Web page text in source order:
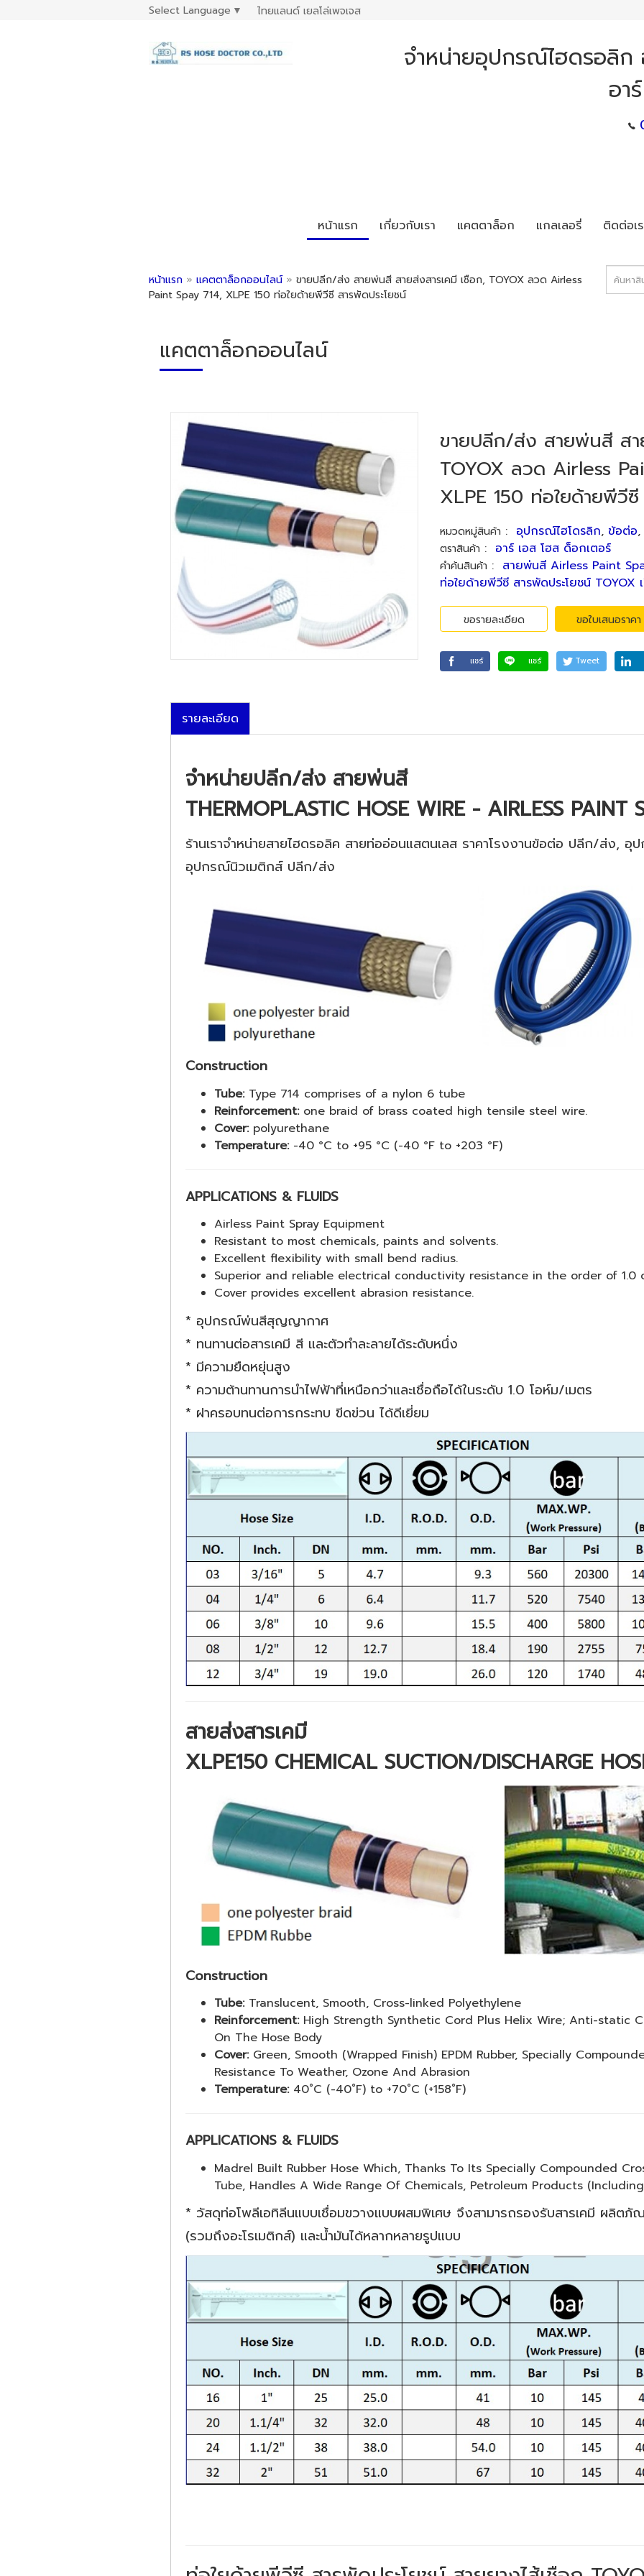
Select Language ▼ ไทยแลนด์ เยลโล่เพจเจส
จำหน่ายอุปกรณ์ไฮดรอลิ
อา
หน้าแรก เกี่ยวกับเรา แคตตาล็อก แกลเลอรี่ ติดต่อเ
หน้าแรก » แคตตาล็อกออนไลน์ » ขายปลีก/ส่ง สายพ่นสี สายส่งสารเคมี เชือก, TOYOX ลวด Airless
Paint Spay 714, XLPE 150 ท่อใยด้ายพีวีซี สารพัดประโยชน์
แคตตาล็อกออนไลน์
ขายปลีก/ส่ง สายพ่นสี สา
TOYOX ลวด Airless
XLPE 150 ท่อใยด้ายพีวี
หมวดหมู่สินค้า : อุปกรณ์ไฮโดรลิก, ข้อต่อ,
ตราสินค้า : อาร์ เอส โฮส ด็อกเตอร์
คำค้นสินค้า : สายพ่นสี Airless Paint
ท่อใยด้ายพีวีซี สารพัดประโยชน์ TOYOX
ขอรายละเอียด ขอใบเสนอราคา
แชร์ แชร์ Tweet
รายละเอียด
จำหน่ายปลีก/ส่ง สายพ่นสี
THERMOPLASTIC HOSE WIRE - AIRLESS PAINT
ร้านเราจำหน่ายสายไฮดรอลิค สายท่ออ่อนแสตนเลส ราคาโรงงานข้อต่อ ปลีก/ส่ง,
อุปกรณ์นิวเมติกส์ ปลีก/ส่ง
Construction
Tube:Type 714 comprises of a nylon 6 tube
Reinforcement:one braid of brass coated high tensile steel wire.
Cover:polyurethane
Temperature:-40 °C to +95 °C (-40 °F to +203 °F)
APPLICATIONS & FLUIDS
Airless Paint Spray Equipment
Resistant to most chemicals, paints and solvents.
Excellent flexibility with small bend radius.
Superior and reliable electrical conductivity resistance in the order of 1.0
Cover provides excellent abrasion resistance.
* อุปกรณ์พ่นสีสุญญากาศ
* ทนทานต่อสารเคมี สี และตัวทำละลายได้ระดับหนึ่ง
* มีความยืดหยุ่นสูง
* ความต้านทานการนำไฟฟ้าที่เหนือกว่าและเชื่อถือได้ในระดับ 1.0 โอห์ม/เมตร
* ฝาครอบทนต่อการกระทบ ขีดข่วน ได้ดีเยี่ยม
สายส่งสารเคมี
XLPE150 CHEMICAL SUCTION/DISCHARGE
Construction
Tube: Translucent, Smooth, Cross-linked Polyethylene
Reinforcement: High Strength Synthetic Cord Plus Helix Wire; Anti-static
On The Hose Body
Cover:Green, Smooth (Wrapped Finish) EPDM Rubber, Specially
Resistance To Weather, Ozone And Abrasion
Temperature: 40˚C (-40˚F) to +70˚C (+158˚F)
APPLICATIONS & FLUIDS
Madrel Built Rubber Hose Which, Thanks To Its Specially Compounded
Tube, Handles A Wide Range Of Chemicals, Petroleum Products
* วัสดุท่อโพลีเอทิลีนแบบเชื่อมขวางแบบผสมพิเศษ จึงสามารถรองรับสารเคมี ผลิตภั
(รวมถึงอะโรเมติกส์) และน้ำมันได้หลากหลายรูปแบบ